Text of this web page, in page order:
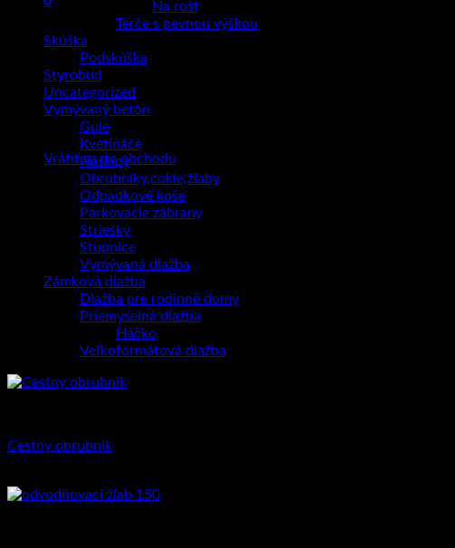
Žiadne produkty v košíku.
Vrátiť sa do obchodu
Na rošt
Terče s pevnou výškou
Skúška
Podskúška
Styrobud
Uncategorized
Vymývaný betón
Gule
Kvetináče
Nášľapy
Obrubníky,cokle,žľaby
Odpadkové koše
Parkovacie zábrany
Striešky
Stupnice
Vymývaná dlažba
Zámková dlažba
Dlažba pre rodinné domy
Priemyselná dlažba
Háčko
Veľkoformátová dlažba
Cestny obrubnik